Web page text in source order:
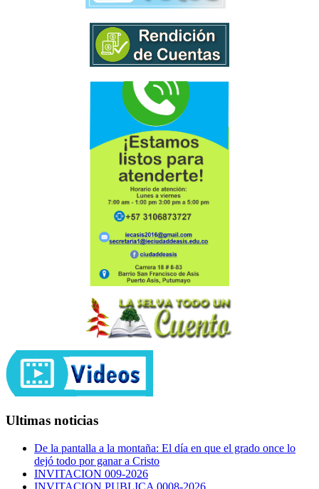
Ultimas noticias
De la pantalla a la montaña: El día en que el grado once lo
dejó todo por ganar a Cristo
INVITACION 009-2026
INVITACION PUBLICA 0008-2026